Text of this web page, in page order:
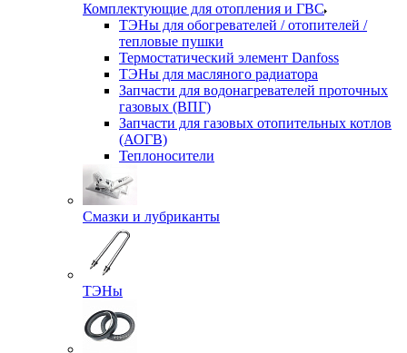
Комплектующие для отопления и ГВС
ТЭНы для обогревателей / отопителей /
тепловые пушки
Термостатический элемент Danfoss
ТЭНы для масляного радиатора
Запчасти для водонагревателей проточных
газовых (ВПГ)
Запчасти для газовых отопительных котлов
(АОГВ)
Теплоносители
Смазки и лубриканты
ТЭНы